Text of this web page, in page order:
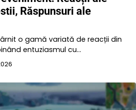
Răspunsuri ale
o gamă variată de reacții din
entuziasmul cu…